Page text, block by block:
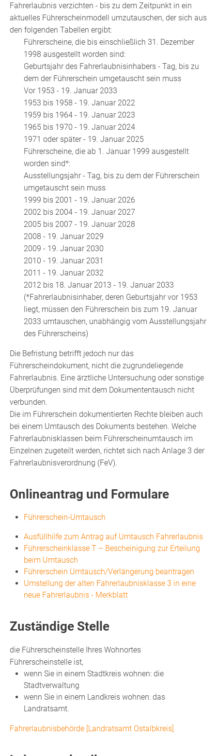
Fahrerlaubnis verzichten - bis zu dem Zeitpunkt in ein
aktuelles Führerscheinmodell umzutauschen, der sich aus
den folgenden Tabellen ergibt:
Führerscheine, die bis einschließlich 31. Dezember
1998 ausgestellt worden sind:
Geburtsjahr des Fahrerlaubnisinhabers - Tag, bis zu
dem der Führerschein umgetauscht sein muss
Vor 1953 - 19. Januar 2033
1953 bis 1958 - 19. Januar 2022
1959 bis 1964 - 19. Januar 2023
1965 bis 1970 - 19. Januar 2024
1971 oder später - 19. Januar 2025
Führerscheine, die ab 1. Januar 1999 ausgestellt
worden sind*:
Ausstellungsjahr - Tag, bis zu dem der Führerschein
umgetauscht sein muss
1999 bis 2001 - 19. Januar 2026
2002 bis 2004 - 19. Januar 2027
2005 bis 2007 - 19. Januar 2028
2008 - 19. Januar 2029
2009 - 19. Januar 2030
2010 - 19. Januar 2031
2011 - 19. Januar 2032
2012 bis 18. Januar 2013 - 19. Januar 2033
(*Fahrerlaubnisinhaber, deren Geburtsjahr vor 1953
liegt, müssen den Führerschein bis zum 19. Januar
2033 umtauschen, unabhängig vom Ausstellungsjahr
des Führerscheins)
Die Befristung betrifft jedoch nur das
Führerscheindokument, nicht die zugrundeliegende
Fahrerlaubnis. Eine ärztliche Untersuchung oder sonstige
Überprüfungen sind mit dem Dokumententausch nicht
verbunden.
Die im Führerschein dokumentierten Rechte bleiben auch
bei einem Umtausch des Dokuments bestehen. Welche
Fahrerlaubnisklassen beim Führerscheinumtausch im
Einzelnen zugeteilt werden, richtet sich nach Anlage 3 der
Fahrerlaubnisverordnung (FeV).
Onlineantrag und Formulare
Führerschein-Umtausch
Ausfüllhilfe zum Antrag auf Umtausch Fahrerlaubnis
Führerscheinklasse T – Bescheinigung zur Erteilung
beim Umtausch
Führerschein Umtausch/Verlängerung beantragen
Umstellung der alten Fahrerlaubnisklasse 3 in eine
neue Fahrerlaubnis - Merkblatt
Zuständige Stelle
die Führerscheinstelle Ihres Wohnortes
Führerscheinstelle ist,
wenn Sie in einem Stadtkreis wohnen: die
Stadtverwaltung
wenn Sie in einem Landkreis wohnen: das
Landratsamt.
Fahrerlaubnisbehörde [Landratsamt Ostalbkreis]